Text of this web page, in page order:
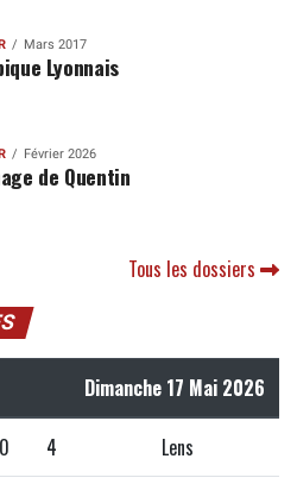
Mars 2017
Lyonnais
Février 2026
de Quentin
Tous les dossiers
Dimanche 17 Mai 2026
0 4 Lens